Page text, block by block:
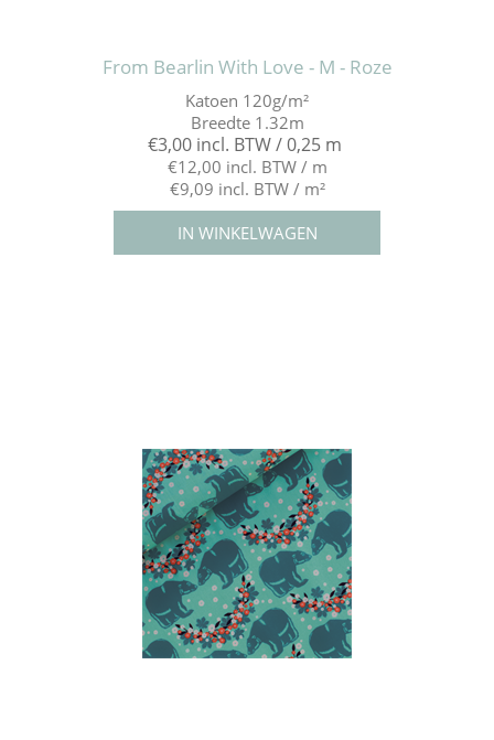
From Bearlin With Love - M - Roze
Katoen 120g/m²
Breedte 1.32m
€3,00 incl. BTW / 0,25 m
€12,00 incl. BTW / m
€9,09 incl. BTW / m²